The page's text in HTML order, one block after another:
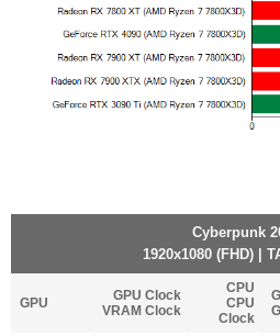
Cyberpunk
1920x1080 (FHD) |
GPU
GPU Clock
VRAM Clock
CPU
CPU
Clock